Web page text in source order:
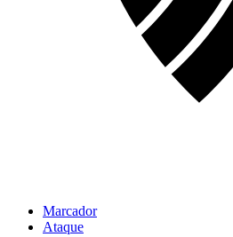
Marcador
Ataque